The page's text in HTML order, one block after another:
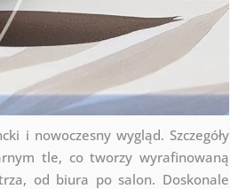
i nowoczesny wygląd. Szczegóły
tle, co tworzy wyrafinowaną
od biura po salon. Doskonale